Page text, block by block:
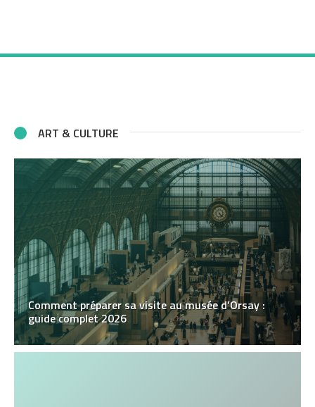
ART & CULTURE
Comment préparer sa visite au musée d’Orsay :
guide complet 2026